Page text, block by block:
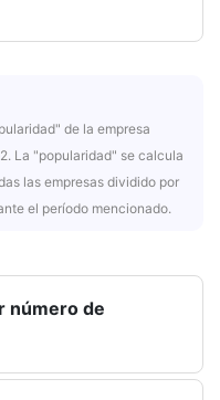
de la empresa
La "popularidad" se calcula
las empresas dividido por
el período mencionado.
número de